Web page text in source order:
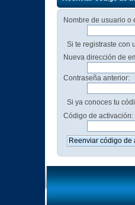
Nombre de usuario o
Si te registraste con
Nueva dirección de
Contraseña anterior:
Si ya conoces tu
Código de activación: